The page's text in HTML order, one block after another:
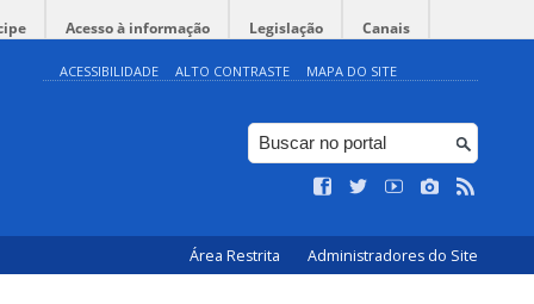
Acesso à informação Legislação Canais
ACESSIBILIDADE ALTO CONTRASTE MAPA DO SITE
Área Restrita Administradores do Site